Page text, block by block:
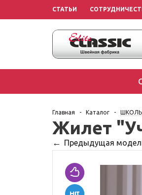
СТАТЬИ
Главная - Каталог -
Жилет
Предыдущая